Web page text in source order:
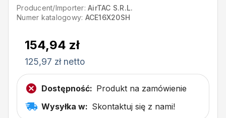
Producent/Importer: AirTAC S.R.L.
Numer katalogowy: ACE16X20SH
154,94 zł
125,97 zł netto
Dostępność: Produkt na zamówienie
Wysyłka w: Skontaktuj się z nami!